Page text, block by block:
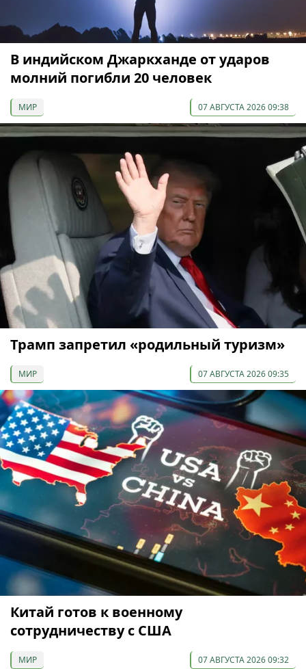
В индийском Джаркханде от ударов
молний погибли 20 человек
МИР 07 АВГУСТА 2026 09:38
Трамп запретил «родильный туризм»
МИР 07 АВГУСТА 2026 09:35
Китай готов к военному
сотрудничеству с США
МИР 07 АВГУСТА 2026 09:32